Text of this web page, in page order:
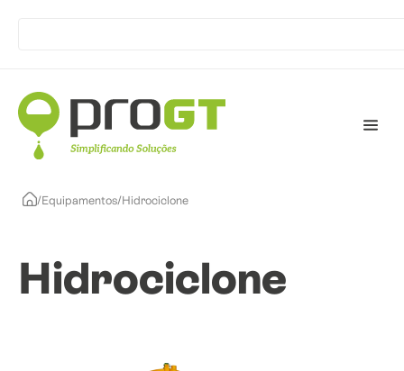
/Equipamentos/Hidrociclone
Hidrociclone